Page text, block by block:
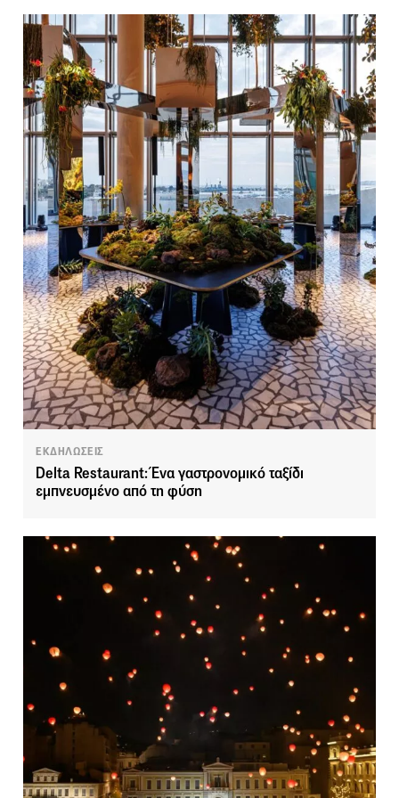
ΕΚΔΗΛΩΣΕΙΣ
Delta Restaurant: Ένα γαστρονομικό ταξίδι
εμπνευσμένο από τη φύση